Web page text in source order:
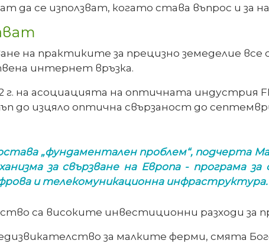
да се използват, когато става въпрос и за
на практиките за прецизно земеделие все
интернет връзка.
г. на асоциацията на оптичната индустрия
до изцяло оптична свързаност до
„фундаментален проблем“, подчерта
за свързване на Европа - програма
и телекомуникационна инфраструктура.
са високите инвестиционни разходи за
за малките ферми, смята